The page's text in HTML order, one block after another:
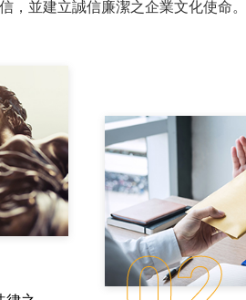
，並建立誠信廉潔之企業文化使命。